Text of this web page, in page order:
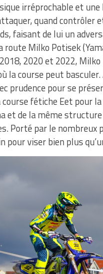
irréprochable et
quand contrôler
faisant de lui un
Milko Potisek
2020 et 2022,
la course peut
prudence pour se
fétiche Eet pour
et de la même
Porté par le
pour viser bien plus